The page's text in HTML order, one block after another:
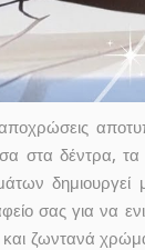
στα δέντρα, τα
δημιουργεί
σας για να
ζωντανά